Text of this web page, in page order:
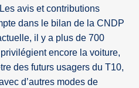
avis et contributions
dans le bilan de la CNDP
il y a plus de 700
encore la voiture,
des futurs usagers du T10,
d’autres modes de